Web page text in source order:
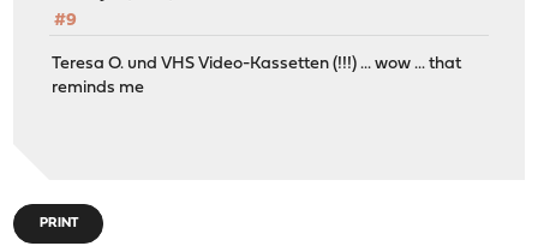
#9
Teresa O. und VHS Video-Kassetten (!!!) ... wow ... that
reminds me
PRINT